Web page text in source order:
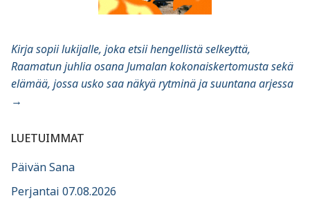
Kirja sopii lukijalle, joka etsii hengellistä selkeyttä,
Raamatun juhlia osana Jumalan kokonaiskertomusta sekä
elämää, jossa usko saa näkyä rytminä ja suuntana arjessa
→
LUETUIMMAT
Päivän Sana
Perjantai 07.08.2026